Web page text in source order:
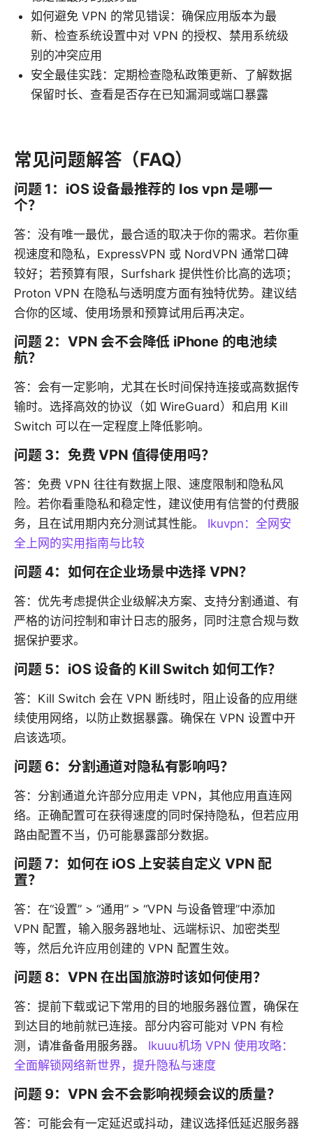
如何避免 VPN 的常见错误：确保应用版本为最
新、检查系统设置中对 VPN 的授权、禁用系统级
别的冲突应用
安全最佳实践：定期检查隐私政策更新、了解数据
保留时长、查看是否存在已知漏洞或端口暴露
常见问题解答（FAQ）
问题 1：iOS 设备最推荐的 Ios vpn 是哪一
个？
答：没有唯一最优，最合适的取决于你的需求。若你重
视速度和隐私，ExpressVPN 或 NordVPN 通常口碑
较好；若预算有限，Surfshark 提供性价比高的选项；
Proton VPN 在隐私与透明度方面有独特优势。建议结
合你的区域、使用场景和预算试用后再决定。
问题 2：VPN 会不会降低 iPhone 的电池续
航？
答：会有一定影响，尤其在长时间保持连接或高数据传
输时。选择高效的协议（如 WireGuard）和启用 Kill
Switch 可以在一定程度上降低影响。
问题 3：免费 VPN 值得使用吗？
答：免费 VPN 往往有数据上限、速度限制和隐私风
险。若你看重隐私和稳定性，建议使用有信誉的付费服
务，且在试用期内充分测试其性能。 Ikuvpn：全网安
全上网的实用指南与比较
问题 4：如何在企业场景中选择 VPN？
答：优先考虑提供企业级解决方案、支持分割通道、有
严格的访问控制和审计日志的服务，同时注意合规与数
据保护要求。
问题 5：iOS 设备的 Kill Switch 如何工作？
答：Kill Switch 会在 VPN 断线时，阻止设备的应用继
续使用网络，以防止数据暴露。确保在 VPN 设置中开
启该选项。
问题 6：分割通道对隐私有影响吗？
答：分割通道允许部分应用走 VPN，其他应用直连网
络。正确配置可在获得速度的同时保持隐私，但若应用
路由配置不当，仍可能暴露部分数据。
问题 7：如何在 iOS 上安装自定义 VPN 配
置？
答：在“设置” > “通用” > “VPN 与设备管理”中添加
VPN 配置，输入服务器地址、远端标识、加密类型
等，然后允许应用创建的 VPN 配置生效。
问题 8：VPN 在出国旅游时该如何使用？
答：提前下载或记下常用的目的地服务器位置，确保在
到达目的地前就已连接。部分内容可能对 VPN 有检
测，请准备备用服务器。 Ikuuu机场 VPN 使用攻略：
全面解锁网络新世界，提升隐私与速度
问题 9：VPN 会不会影响视频会议的质量？
答：可能会有一定延迟或抖动，建议选择低延迟服务器